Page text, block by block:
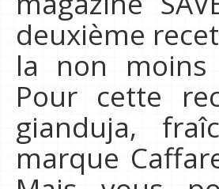
deuxième
la non moins
Pour cette
gianduja,
marque